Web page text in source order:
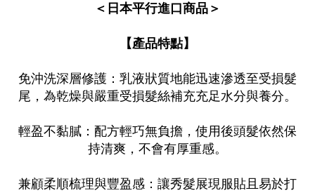
＜日本平行進口商品＞
【產品特點】
免沖洗深層修護：乳液狀質地能迅速滲透至受損髮
尾，為乾燥與嚴重受損髮絲補充充足水分與養分。
輕盈不黏膩：配方輕巧無負擔，使用後頭髮依然保
持清爽，不會有厚重感。
兼顧柔順梳理與豐盈感：讓秀髮展現服貼且易於打